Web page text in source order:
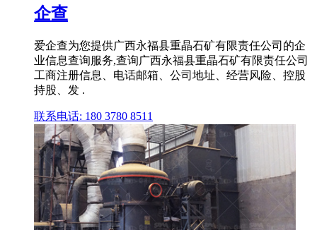
企查
爱企查为您提供广西永福县重晶石矿有限责任公司的企
业信息查询服务,查询广西永福县重晶石矿有限责任公司
工商注册信息、电话邮箱、公司地址、经营风险、控股
持股、发 .
联系电话: 180 3780 8511